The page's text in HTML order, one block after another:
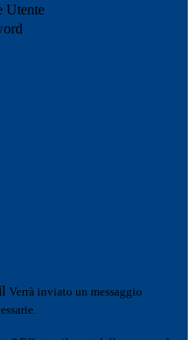
Utente
Verrà inviato un messaggio